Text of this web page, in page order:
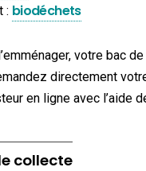
: biodéchets
votre bac
directement
en ligne avec l’aide
collecte